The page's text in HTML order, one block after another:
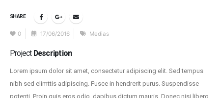
SHARE
0 17/06/2016 Medias
Project Description
Lorem ipsum dolor sit amet, consectetur adipiscing elit. Sed tempus
nibh sed elimttis adipiscing. Fusce in hendrerit purus. Suspendisse
potenti. Proin quis eros odio, dapibus dictum mauris. Donec nisi libero,